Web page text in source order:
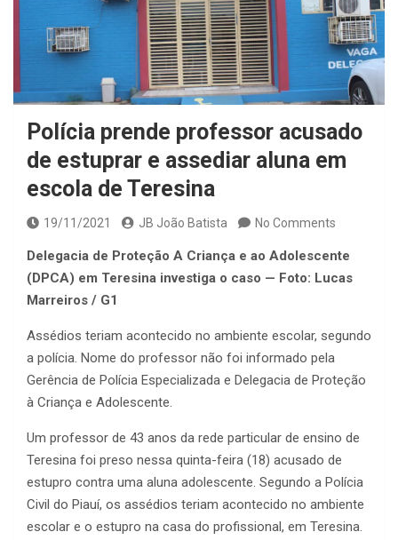
Polícia prende professor acusado
de estuprar e assediar aluna em
escola de Teresina
19/11/2021 JB João Batista No Comments
Delegacia de Proteção A Criança e ao Adolescente
(DPCA) em Teresina investiga o caso — Foto: Lucas
Marreiros / G1
Assédios teriam acontecido no ambiente escolar, segundo
a polícia. Nome do professor não foi informado pela
Gerência de Polícia Especializada e Delegacia de Proteção
à Criança e Adolescente.
Um professor de 43 anos da rede particular de ensino de
Teresina foi preso nessa quinta-feira (18) acusado de
estupro contra uma aluna adolescente. Segundo a Polícia
Civil do Piauí, os assédios teriam acontecido no ambiente
escolar e o estupro na casa do profissional, em Teresina.